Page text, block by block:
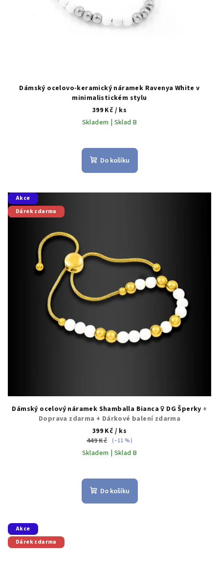
Dámský ocelovo-keramický náramek Ravenya White v
minimalistickém stylu
399 Kč / ks
Skladem | Sklad B
Do košíku
Akce
Dárek zdarma
Dámský ocelový náramek Shamballa Bianca ♀️ DG Šperky +
Doprava zdarma + Dárkové balení zdarma
399 Kč / ks
449 Kč (–11 %)
Skladem | Sklad B
Do košíku
Akce
Dárek zdarma